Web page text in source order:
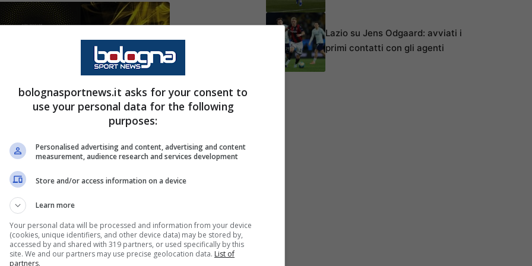
iniziato, c’è già una panchina
arrivare l’esonero, con Fabio Cannavaro
che può essere fondamentale per la
gli
Soprattutto nel momento in cui le
i primi, ed a volte addirittura gli unici, a
essere davvero mortificanti ed immotivati. La
in giro per l’Europa, come certificato dal
Lazio su Jens Odgaard: avviati i
primi contatti con gli agenti
bolognasportnews.it asks for your consent to
use your personal data for the following
purposes:
Personalised advertising and content, advertising and content
measurement, audience research and services development
Store and/or access information on a device
Learn more
Your personal data will be processed and information from your device
(cookies, unique identifiers, and other device data) may be stored by,
accessed by and shared with 319 partners, or used specifically by this
site. We and our partners may use precise geolocation data. List of
partners.